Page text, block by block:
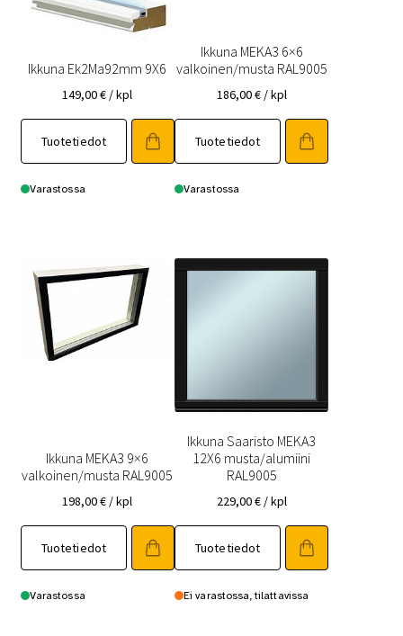
Ikkuna Ek2Ma92mm 9X6
149,00€ / kpl
Tuotetiedot
Varastossa
Ikkuna MEKA3 6×6
valkoinen/musta RAL9005
186,00€ / kpl
Tuotetiedot
Varastossa
Ikkuna MEKA3 9×6
valkoinen/musta RAL9005
198,00€ / kpl
Tuotetiedot
Varastossa
Ikkuna Saaristo MEKA3
12X6 musta/alumiini
RAL9005
229,00€ / kpl
Tuotetiedot
Ei varastossa, tilattavissa